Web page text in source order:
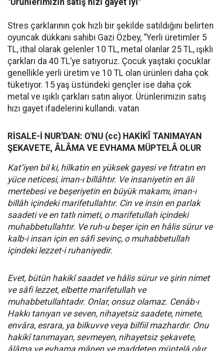
"Ürünlerimizin satış hızı gayet iyi"
Stres çarklarının çok hızlı bir şekilde satıldığını belirten
oyuncak dükkanı sahibi Gazi Özbey, “Yerli üretimler 5
TL, ithal olarak gelenler 10 TL, metal olanlar 25 TL, ışıklı
çarkları da 40 TL’ye satıyoruz. Çocuk yaştaki çocuklar
genellikle yerli üretim ve 10 TL olan ürünleri daha çok
tüketiyor. 15 yaş üstündeki gençler ise daha çok
metal ve ışıklı çarkları satın alıyor. Ürünlerimizin satış
hızı gayet ifadelerini kullandı. vatan
RİSALE-İ NUR'DAN: O'NU (cc) HAKİKÎ TANIMAYAN
ŞEKAVETE, ÂLÂMA VE EVHAMA MÜPTELÂ OLUR
Kat’iyen bil ki, hilkatin en yüksek gayesi ve fıtratın en
yüce neticesi, iman-ı billâhtır. Ve insaniyetin en âli
mertebesi ve beşeriyetin en büyük makamı, iman-ı
billâh içindeki marifetullahtır. Cin ve insin en parlak
saadeti ve en tatlı nimeti, o marifetullah içindeki
muhabbetullahtır. Ve ruh-u beşer için en hâlis sürur ve
kalb-i insan için en sâfi sevinç, o muhabbetullah
içindeki lezzet-i ruhaniyedir.
Evet, bütün hakikî saadet ve hâlis sürur ve şirin nimet
ve sâfi lezzet, elbette marifetullah ve
muhabbetullahtadır. Onlar, onsuz olamaz. Cenâb-ı
Hakkı tanıyan ve seven, nihayetsiz saadete, nimete,
envâra, esrara, ya bilkuvve veya bilfiil mazhardır. Onu
hakikî tanımayan, sevmeyen, nihayetsiz şekavete,
âlâma ve evhama mânen ve maddeten müptelâ olur.